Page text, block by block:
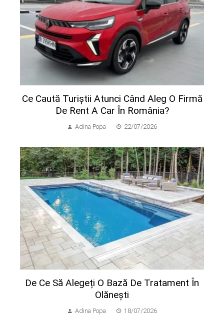
Ce Caută Turiștii Atunci Când Aleg O Firmă
De Rent A Car În România?
Adina Popa 22/07/2026
De Ce Să Alegeți O Bază De Tratament În
Olănești
Adina Popa 18/07/2026